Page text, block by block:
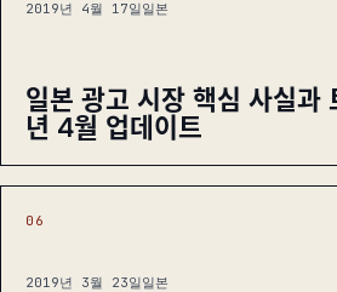
2019년 4월 17일일본
일본 광고 시장 핵심 사실과
년 4월 업데이트
06
2019년 3월 23일일본